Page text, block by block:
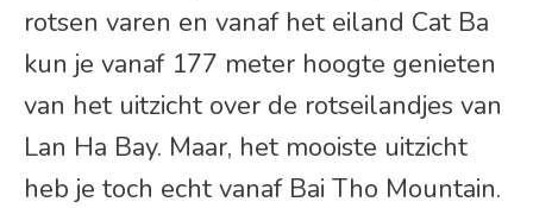
rotsen varen en vanaf het eiland Cat Ba
kun je vanaf 177 meter hoogte genieten
van het uitzicht over de rotseilandjes van
Lan Ha Bay. Maar, het mooiste uitzicht
heb je toch echt vanaf Bai Tho Mountain.